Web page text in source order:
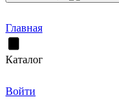
Главная
Каталог
Войти